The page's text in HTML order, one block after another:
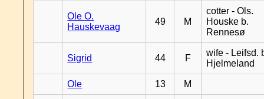
Ole O.
Hauskevaag
49 M
cotter - Ols.
Houske b.
Rennesø
Sigrid 44 F
wife - Leifsd.
Hjelmeland
Ole 13 M